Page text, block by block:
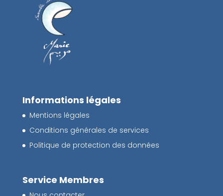
Informations légales
Mentions légales
Conditions générales de services
Politique de protection des données
Service Membres